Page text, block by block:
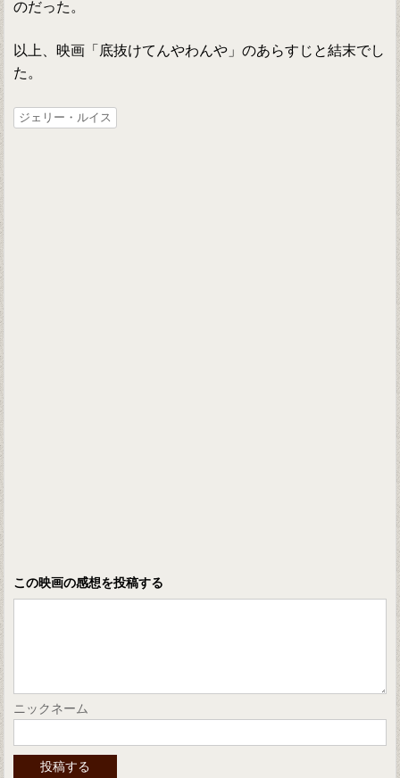
のだった。
以上、映画「底抜けてんやわんや」のあらすじと結末でし
た。
ジェリー・ルイス
この映画の感想を投稿する
ニックネーム